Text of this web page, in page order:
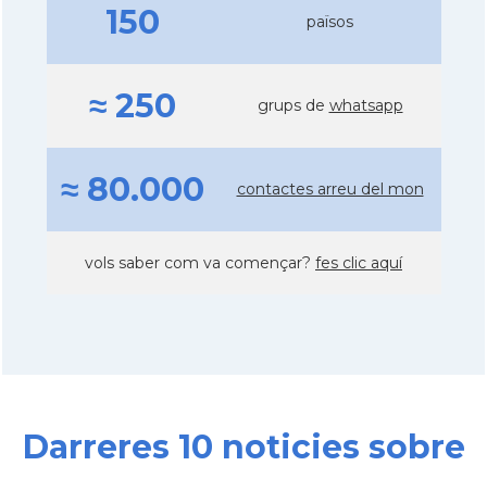
150 països
≈ 250 grups de whatsapp
≈ 80.000 contactes arreu del mon
vols saber com va començar? fes clic aquí
Darreres 10 noticies sobre